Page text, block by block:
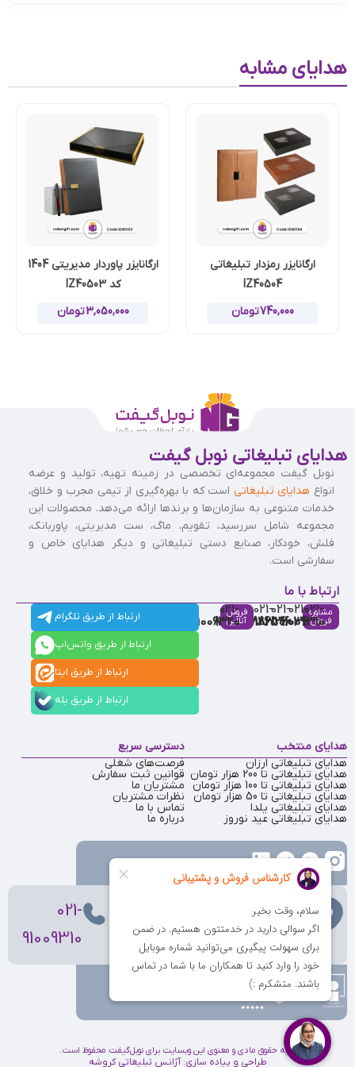
هدایای مشابه
ارگانایزر رمزدار تبلیغاتی
IZ40504
740,000تومان
ارگانایزر پاوردار مدیریتی 1404
کد IZ40503
3,050,000تومان
هدایای تبلیغاتی نوبل گیفت
نوبل گیفت مجموعه‌ای تخصصی در زمینه تهیه، تولید و عرضه
انواع هدایای تبلیغاتی است که با بهره‌گیری از تیمی مجرب و خلاق،
خدمات متنوعی به سازمان‌ها و برندها ارائه می‌دهد. محصولات این
مجموعه شامل سررسید، تقویم، ماگ، ست مدیریتی، پاوربانک،
فلش، خودکار، صنایع دستی تبلیغاتی و دیگر هدایای خاص و
سفارشی است.
ارتباط با ما
مشاوره
فروش
021-
91009310
021-
86126036
021-
86126506
021-
88537803
فروش
آنلاین
021-
91009320
ارتباط از طریق تلگرام
ارتباط از طریق واتس‌اپ
ارتباط از طریق ایتا
ارتباط از طریق بله
هدایای منتخب
هدایای تبلیغاتی ارزان
هدایای تبلیغاتی تا 200 هزار تومان
هدایای تبلیغاتی تا 100 هزار تومان
هدایای تبلیغاتی تا 50 هزار تومان
هدایای تبلیغاتی یلدا
هدایای تبلیغاتی عید نوروز
دسترسی سریع
فرصت‌های شغلی
قوانین ثبت سفارش
مشتریان ما
نظرات مشتریان
تماس با ما
درباره ما
تهران، ولیعصر، بالاتر از بهشتی،
بن‌بست پردیس، پلاک 12
021-
91009310
کلیه حقوق مادی و معنوی این وبسایت برای نوبل‌گیفت محفوظ است.
طراحی و پیاده سازی:آژانس تبلیغاتی کروشه